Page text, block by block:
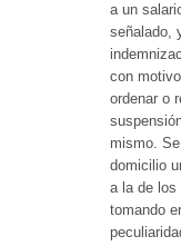
a un
señalado,
con
ordenar o
mismo.
domicilio
a la de los
tomando